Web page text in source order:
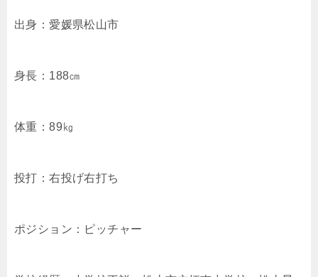
出身：愛媛県松山市
身長：188㎝
体重：89㎏
投打：右投げ右打ち
ポジション：ピッチャー